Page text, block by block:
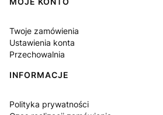
Twoje zamówienia
Ustawienia konta
Przechowalnia
INFORMACJE
Polityka prywatności